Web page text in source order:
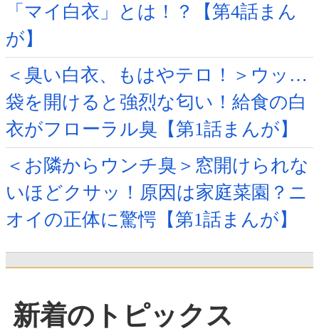
「マイ白衣」とは！？【第4話まん
が】
＜臭い白衣、もはやテロ！＞ウッ…
袋を開けると強烈な匂い！給食の白
衣がフローラル臭【第1話まんが】
＜お隣からウンチ臭＞窓開けられな
いほどクサッ！原因は家庭菜園？ニ
オイの正体に驚愕【第1話まんが】
新着のトピックス